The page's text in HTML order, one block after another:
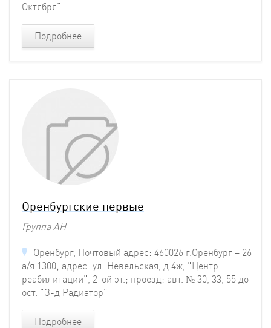
Октября”
Подробнее
Оренбургские первые
Группа АН
Оренбург, Почтовый адрес: 460026 г.Оренбург – 26
а/я 1300; адрес: ул. Невельская, д.4ж, "Центр
реабилитации", 2-ой эт.; проезд: авт. № 30, 33, 55 до
ост. "З-д Радиатор"
Подробнее